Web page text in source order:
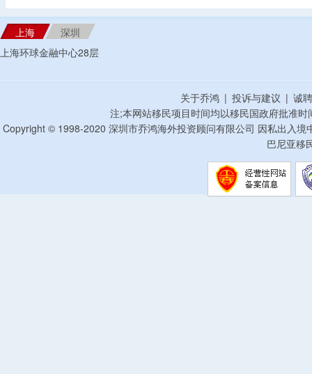
上海
深圳
上海环球金融中心28层
关于乔鸿 | 投诉与建议 | 诚
注;本网站移民项目时间均以移民国政府批准
Copyright © 1998-2020 深圳市乔鸿海外投资顾问有限公司 因私出入
巴尼亚移